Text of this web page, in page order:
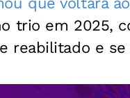
trio em 2025,
reabilitado e